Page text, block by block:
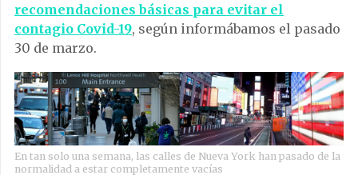
recomendaciones básicas para evitar el
contagio Covid-19, según informábamos el pasado
30 de marzo.
En tan solo una semana, las calles de Nueva York han pasado de la
normalidad a estar completamente vacías